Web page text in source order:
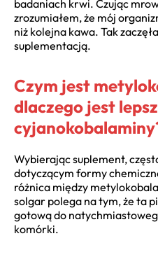
badaniach krwi. Czując
zrozumiałem, że mój
niż kolejna kawa. Tak
suplementacją.
Czym jest
dlaczego jest
Wybierając suplement,
dotyczącym formy
różnica między
solgar polega na tym, że ta
gotową do
komórki.